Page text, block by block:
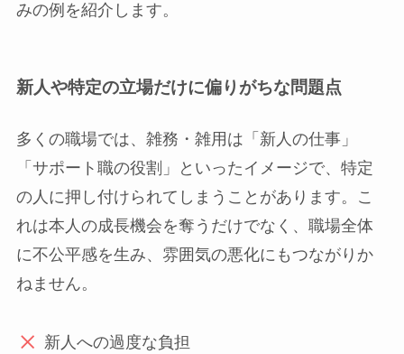
みの例を紹介します。
新人や特定の立場だけに偏りがちな問題点
多くの職場では、雑務・雑用は「新人の仕事」
「サポート職の役割」といったイメージで、特定
の人に押し付けられてしまうことがあります。こ
れは本人の成長機会を奪うだけでなく、職場全体
に不公平感を生み、雰囲気の悪化にもつながりか
ねません。
新人への過度な負担